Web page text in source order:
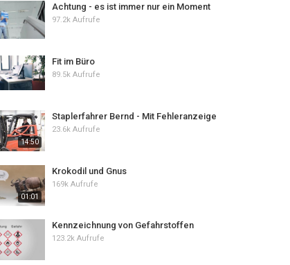
Achtung - es ist immer nur ein Moment
97.2k Aufrufe
Fit im Büro
89.5k Aufrufe
14:50
Staplerfahrer Bernd - Mit Fehleranzeige
23.6k Aufrufe
01:01
Krokodil und Gnus
169k Aufrufe
Kennzeichnung von Gefahrstoffen
123.2k Aufrufe